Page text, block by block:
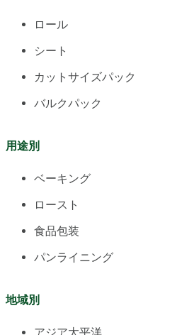
ロール
シート
カットサイズパック
バルクパック
用途別
ベーキング
ロースト
食品包装
パンライニング
地域別